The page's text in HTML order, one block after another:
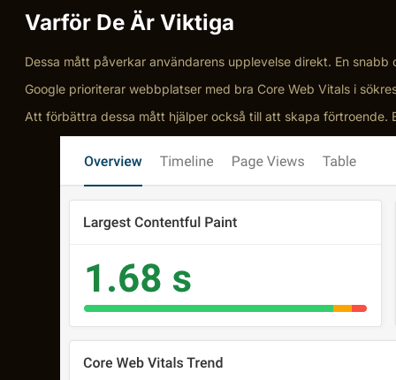
Varför De Är Viktiga
Dessa mått påverkar användarens upplevelse direkt. En
Google prioriterar webbplatser med bra Core Web Vitals i
Att förbättra dessa mått hjälper också till att skapa förtroende.